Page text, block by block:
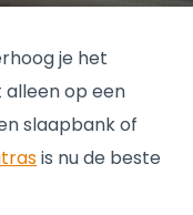
je het
op een
slaapbank of
is nu de beste